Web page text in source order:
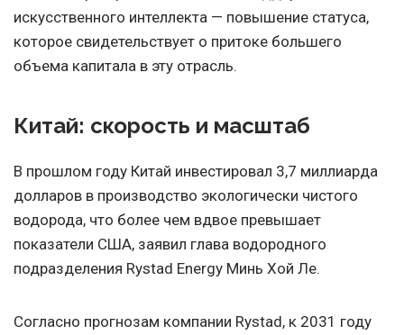
искусственного интеллекта — повышение статуса,
которое свидетельствует о притоке большего
объема капитала в эту отрасль.
Китай: скорость и масштаб
В прошлом году Китай инвестировал 3,7 миллиарда
долларов в производство экологически чистого
водорода, что более чем вдвое превышает
показатели США, заявил глава водородного
подразделения Rystad Energy Минь Хой Ле.
Согласно прогнозам компании Rystad, к 2031 году